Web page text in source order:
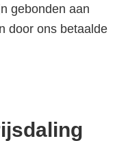
gebonden aan
door ons betaalde